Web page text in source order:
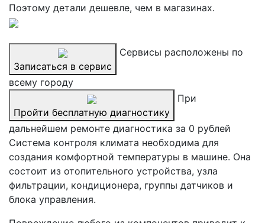
Поэтому детали дешевле, чем в магазинах.
Записаться в сервис
Сервисы расположены по
всему городу
Пройти бесплатную диагностику
При
дальнейшем ремонте диагностика за 0 рублей
Система контроля климата необходима для
создания комфортной температуры в машине. Она
состоит из отопительного устройства, узла
фильтрации, кондиционера, группы датчиков и
блока управления.